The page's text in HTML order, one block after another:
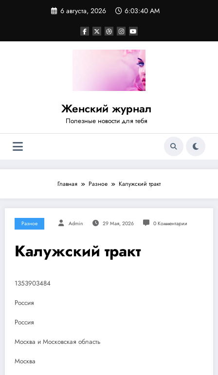
6 августа, 2026 6:03:40 AM
Женский журнал
Полезные новости для тебя
Главная Разное Калужский тракт
Разное Admin 29 Мая, 2026 0 Комментарии
Калужский тракт
1353903484
Россия
Россия
Москва и Московская область
Москва